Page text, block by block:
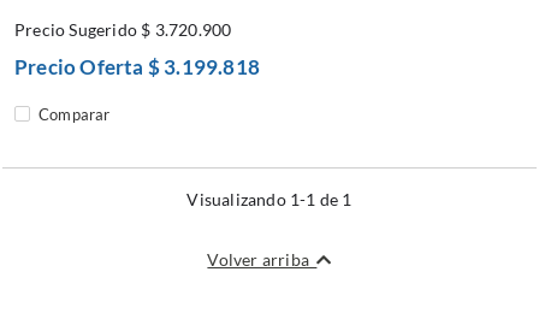
Precio Sugerido $ 3.720.900
Precio Oferta $ 3.199.818
Comparar
Visualizando 1-1 de 1
Volver arriba